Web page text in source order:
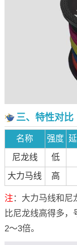
三、特性对比
名称 强度
尼龙线
低
大力马线
高
注 ：大力马线和尼
比尼龙线高得多，
2～3倍。